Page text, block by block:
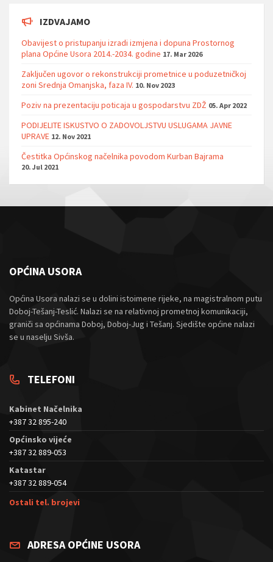
IZDVAJAMO
Obavijest o pristupanju izradi izmjena i dopuna Prostornog
plana Općine Usora 2014.-2034. godine 17. Mar 2026
Zaključen ugovor o rekonstrukciji prometnice u poduzetničkoj
zoni Srednja Omanjska, faza IV. 10. Nov 2023
Poziv na prezentaciju poticaja u gospodarstvu ZDŽ 05. Apr 2022
PODIJELITE ISKUSTVO O ZADOVOLJSTVU USLUGAMA JAVNE
UPRAVE 12. Nov 2021
Čestitka Općinskog načelnika povodom Kurban Bajrama
20. Jul 2021
OPĆINA USORA
Općina Usora nalazi se u dolini istoimene rijeke, na magistralnom putu
Doboj-Tešanj-Teslić. Nalazi se na relativnoj prometnoj komunikaciji,
graniči sa općinama Doboj, Doboj-Jug i Tešanj. Sjedište općine nalazi
se u naselju Sivša.
TELEFONI
Kabinet Načelnika
+387 32 895-240
Općinsko vijeće
+387 32 889-053
Katastar
+387 32 889-054
Ostali tel. brojevi
ADRESA OPĆINE USORA